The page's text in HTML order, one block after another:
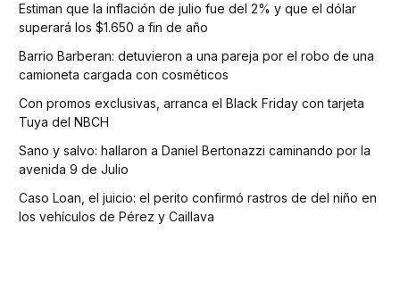
Estiman que la inflación de julio fue del 2% y que el dólar
superará los $1.650 a fin de año
Barrio Barberan: detuvieron a una pareja por el robo de una
camioneta cargada con cosméticos
Con promos exclusivas, arranca el Black Friday con tarjeta
Tuya del NBCH
Sano y salvo: hallaron a Daniel Bertonazzi caminando por la
avenida 9 de Julio
Caso Loan, el juicio: el perito confirmó rastros de del niño en
los vehículos de Pérez y Caillava